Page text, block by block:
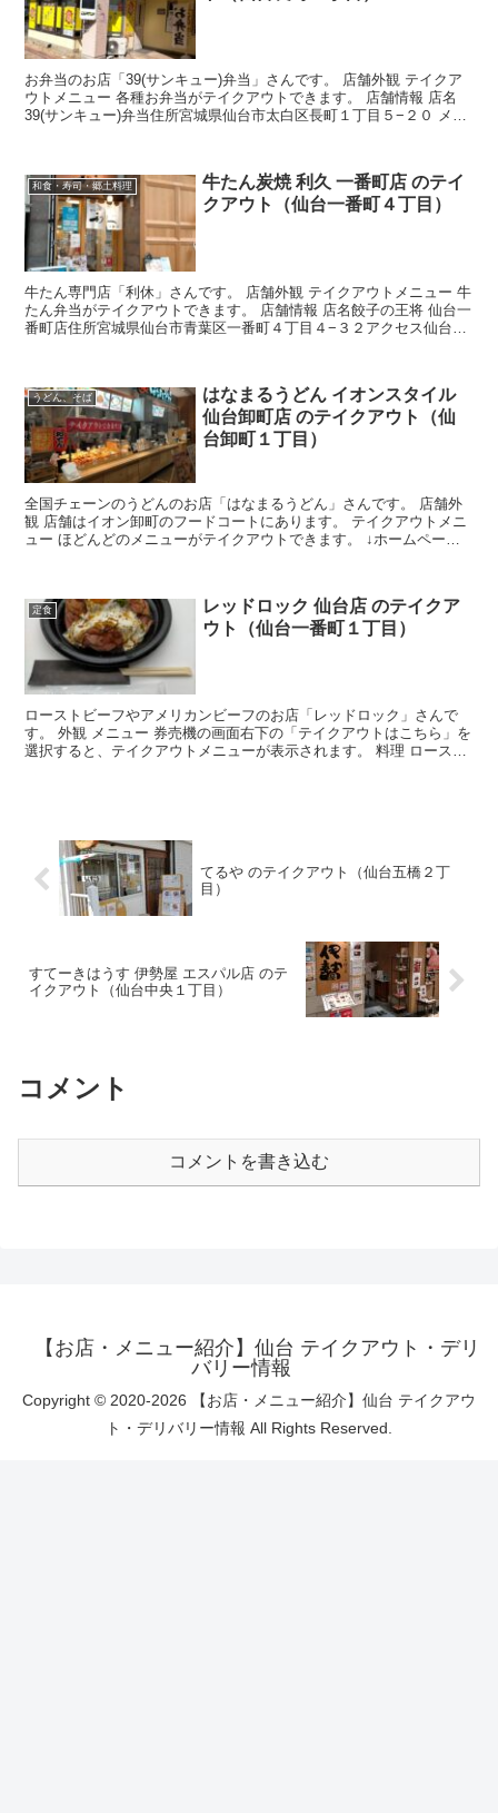
お弁当のお店「39(サンキュー)弁当」さんです。 店舗外観 テイクア
ウトメニュー 各種お弁当がテイクアウトできます。 店舗情報 店名
39(サンキュー)弁当住所宮城県仙台市太白区長町１丁目５−２０ メゾ
和食・寿司・郷土料理
牛たん炭焼 利久 一番町店 のテイ
クアウト（仙台一番町４丁目）
牛たん専門店「利休」さんです。 店舗外観 テイクアウトメニュー 牛
たん弁当がテイクアウトできます。 店舗情報 店名餃子の王将 仙台一
番町店住所宮城県仙台市青葉区一番町４丁目４−３２アクセス仙台市
うどん、そば
はなまるうどん イオンスタイル
仙台卸町店 のテイクアウト（仙
台卸町１丁目）
全国チェーンのうどんのお店「はなまるうどん」さんです。 店舗外
観 店舗はイオン卸町のフードコートにあります。 テイクアウトメニ
ュー ほどんどのメニューがテイクアウトできます。 ↓ホームページ
定食
レッドロック 仙台店 のテイクア
ウト（仙台一番町１丁目）
ローストビーフやアメリカンビーフのお店「レッドロック」さんで
す。 外観 メニュー 券売機の画面右下の「テイクアウトはこちら」を
選択すると、テイクアウトメニューが表示されます。 料理 ロースト
てるや のテイクアウト（仙台五橋２丁
目）
すてーきはうす 伊勢屋 エスパル店 のテ
イクアウト（仙台中央１丁目）
コメント
コメントを書き込む
【お店・メニュー紹介】仙台 テイクアウト・デリ
バリー情報
Copyright © 2020-2026 【お店・メニュー紹介】仙台 テイクアウ
ト・デリバリー情報 All Rights Reserved.